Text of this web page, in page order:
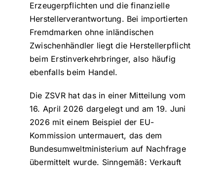
Erzeugerpflichten und die finanzielle
Herstellerverantwortung. Bei importierten
Fremdmarken ohne inländischen
Zwischenhändler liegt die Herstellerpflicht
beim Erstinverkehrbringer, also häufig
ebenfalls beim Handel.
Die ZSVR hat das in einer Mitteilung vom
16. April 2026 dargelegt und am 19. Juni
2026 mit einem Beispiel der EU-
Kommission untermauert, das dem
Bundesumweltministerium auf Nachfrage
übermittelt wurde. Sinngemäß: Verkauft